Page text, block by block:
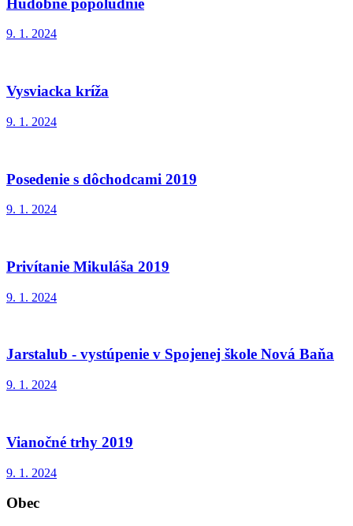
9. 1. 2024
Vysviacka kríža
9. 1. 2024
Posedenie s dôchodcami 2019
9. 1. 2024
Privítanie Mikuláša 2019
9. 1. 2024
Jarstalub - vystúpenie v Spojenej škole Nová Baňa
9. 1. 2024
Vianočné trhy 2019
9. 1. 2024
Obec